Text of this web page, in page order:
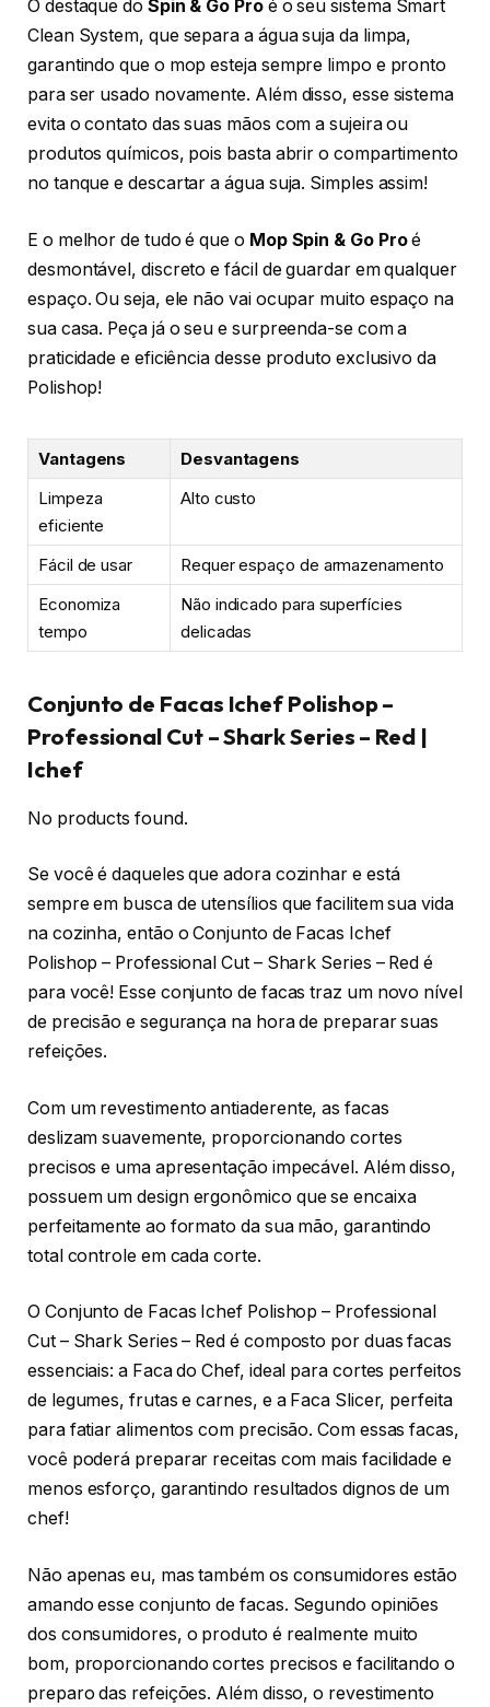
O destaque do Spin & Go Proé o seu sistema Smart
Clean System, que separa a água suja da limpa,
garantindo que o mop esteja sempre limpo e pronto
para ser usado novamente. Além disso, esse sistema
evita o contato das suas mãos com a sujeira ou
produtos químicos, pois basta abrir o compartimento
no tanque e descartar a água suja. Simples assim!
E o melhor de tudo é que o Mop Spin & Go Proé
desmontável, discreto e fácil de guardar em qualquer
espaço. Ou seja, ele não vai ocupar muito espaço na
sua casa. Peça já o seu e surpreenda-se com a
praticidade e eficiência desse produto exclusivo da
Polishop!
Vantagens
Desvantagens
Limpeza
eficiente
Alto custo
Fácil de usar
Requer espaço de armazenamento
Economiza
tempo
Não indicado para superfícies
delicadas
Conjunto de Facas Ichef Polishop –
Professional Cut – Shark Series – Red |
Ichef
No products found.
Se você é daqueles que adora cozinhar e está
sempre em busca de utensílios que facilitem sua vida
na cozinha, então o Conjunto de Facas Ichef
Polishop – Professional Cut – Shark Series – Red é
para você! Esse conjunto de facas traz um novo nível
de precisão e segurança na hora de preparar suas
refeições.
Com um revestimento antiaderente, as facas
deslizam suavemente, proporcionando cortes
precisos e uma apresentação impecável. Além disso,
possuem um design ergonômico que se encaixa
perfeitamente ao formato da sua mão, garantindo
total controle em cada corte.
O Conjunto de Facas Ichef Polishop – Professional
Cut – Shark Series – Red é composto por duas facas
essenciais: a Faca do Chef, ideal para cortes perfeitos
de legumes, frutas e carnes, e a Faca Slicer, perfeita
para fatiar alimentos com precisão. Com essas facas,
você poderá preparar receitas com mais facilidade e
menos esforço, garantindo resultados dignos de um
chef!
Não apenas eu, mas também os consumidores estão
amando esse conjunto de facas. Segundo opiniões
dos consumidores, o produto é realmente muito
bom, proporcionando cortes precisos e facilitando o
preparo das refeições. Além disso, o revestimento